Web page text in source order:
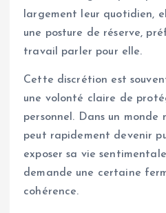
largement leur quotidien,
une posture de réserve,
travail parler pour elle.
Cette discrétion est
une volonté claire de
personnel. Dans un
peut rapidement devenir
exposer sa vie
demande une certaine
cohérence.